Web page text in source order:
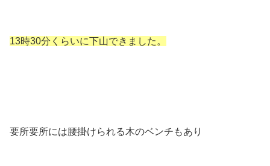
13時30分くらいに下山できました。
要所要所には腰掛けられる木のベンチもあり